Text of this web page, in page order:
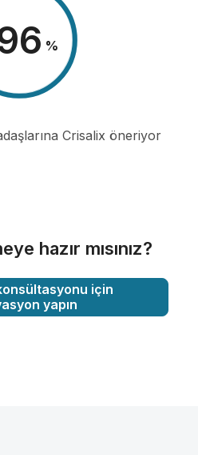
%
Crisalix öneriyor
hazır mısınız?
için
yapın